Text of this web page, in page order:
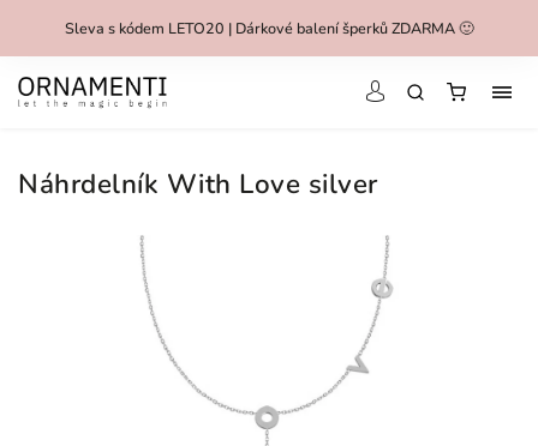
Sleva s kódem LETO20 | Dárkové balení šperků ZDARMA 🙂
Náhrdelník With Love silver